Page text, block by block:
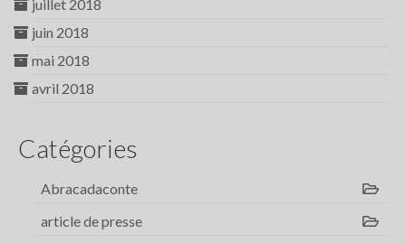
juillet 2018
juin 2018
mai 2018
avril 2018
Catégories
Abracadaconte
article de presse